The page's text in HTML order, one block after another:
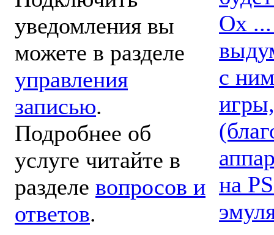
уведомления вы
можете в разделе
управления
записью.
Подробнее об
услуге читайте в
разделе вопросов и
ответов.
Ох ...
с
на